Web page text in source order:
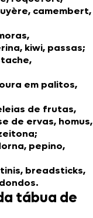
camembert,
kiwi, passas;
em palitos,
de frutas,
de ervas, homus,
pepino,
breadsticks,
tábua de